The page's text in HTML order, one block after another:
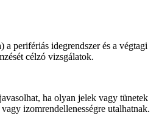
perifériás idegrendszer és a végtagi
célzó vizsgálatok.
ha olyan jelek vagy tünetek
izomrendellenességre utalhatnak.